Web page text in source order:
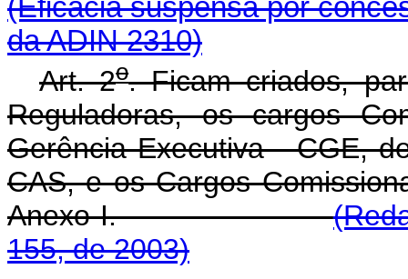
(Eficácia suspensa por
da ADIN 2310)
Art. 2o. Ficam criados,
Reguladoras, os cargos
Gerência Executiva - CGE,
CAS, e os Cargos
Anexo I.
155, de 2003)